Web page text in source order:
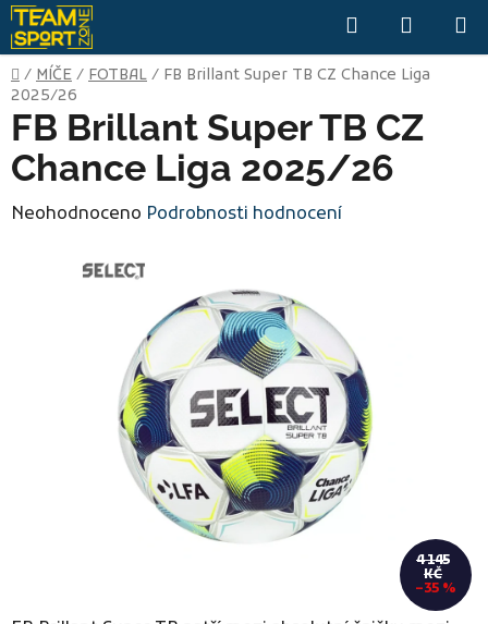
Přejít
na
obsah
Hledat
KOŠÍK
Domů
/ MÍČE / FOTBAL / FB Brillant Super TB CZ Chance Liga
2025/26
FB Brillant Super TB CZ
Chance Liga 2025/26
Průměrné
produktu
Neohodnoceno Podrobnosti hodnocení
4 145
KČ
–35 %